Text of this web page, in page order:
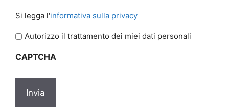
legga
l'informativa
privacy
Si legga l'informativa sulla privacy
Autorizzo il trattamento dei miei dati personali
CAPTCHA